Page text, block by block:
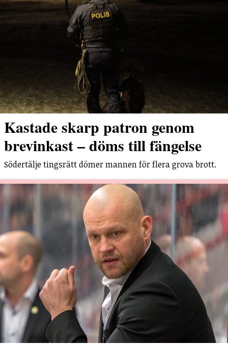
Kastade skarp patron genom
brevinkast – döms till fängelse
Södertälje tingsrätt dömer mannen för flera grova brott.